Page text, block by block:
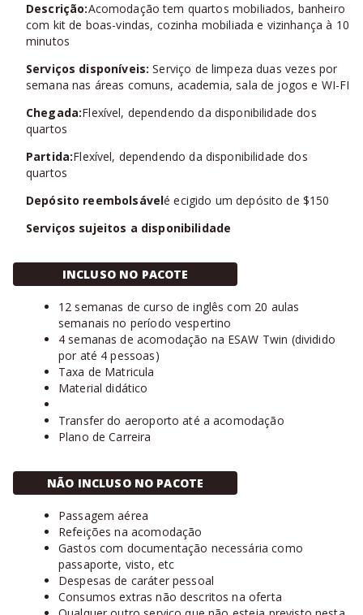
Descrição:Acomodação tem quartos mobiliados, banheiro
com kit de boas-vindas, cozinha mobiliada e vizinhança à 10
minutos
Serviços disponíveis: Serviço de limpeza duas vezes por
semana nas áreas comuns, academia, sala de jogos e WI-FI
Chegada:Flexível, dependendo da disponibilidade dos
quartos
Partida:Flexível, dependendo da disponibilidade dos
quartos
Depósito reembolsávelé ecigido um depósito de $150
Serviços sujeitos a disponibilidade
INCLUSO NO PACOTE
12 semanas de curso de inglês com 20 aulas
semanais no período vespertino
4 semanas de acomodação na ESAW Twin (dividido
por até 4 pessoas)
Taxa de Matricula
Material didático
Transfer do aeroporto até a acomodação
Plano de Carreira
NÃO INCLUSO NO PACOTE
Passagem aérea
Refeições na acomodação
Gastos com documentação necessária como
passaporte, visto, etc
Despesas de caráter pessoal
Consumos extras não descritos na oferta